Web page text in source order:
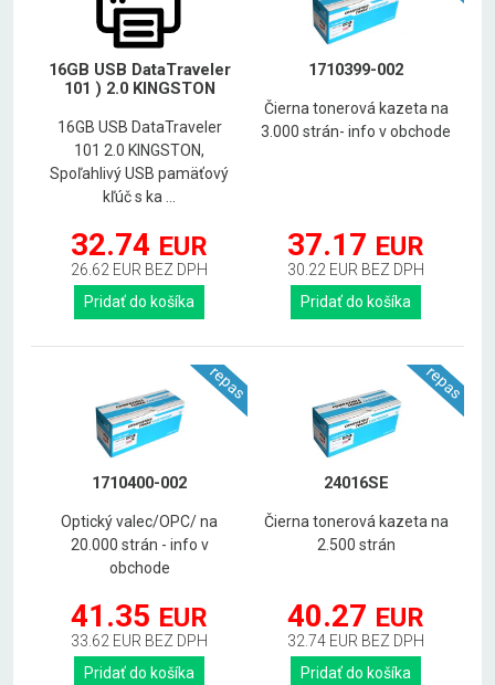
16GB USB DataTraveler
101 ) 2.0 KINGSTON
16GB USB DataTraveler
101 2.0 KINGSTON,
Spoľahlivý USB pamäťový
kľúč s ka ...
32.74 EUR
26.62 EUR BEZ DPH
Pridať do košíka
1710399-002
Čierna tonerová kazeta na
3.000 strán- info v obchode
37.17 EUR
30.22 EUR BEZ DPH
Pridať do košíka
repas
1710400-002
Optický valec/OPC/ na
20.000 strán - info v
obchode
41.35 EUR
33.62 EUR BEZ DPH
Pridať do košíka
repas
24016SE
Čierna tonerová kazeta na
2.500 strán
40.27 EUR
32.74 EUR BEZ DPH
Pridať do košíka